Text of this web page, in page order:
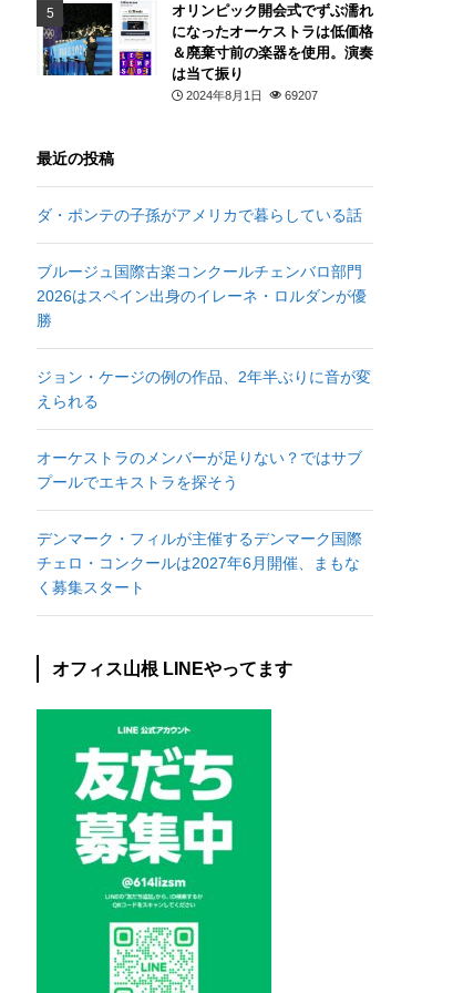
オリンピック開会式でずぶ濡れ
になったオーケストラは低価格
＆廃棄寸前の楽器を使用。演奏
は当て振り
2024年8月1日 69207
最近の投稿
ダ・ポンテの子孫がアメリカで暮らしている話
ブルージュ国際古楽コンクールチェンバロ部門
2026はスペイン出身のイレーネ・ロルダンが優
勝
ジョン・ケージの例の作品、2年半ぶりに音が変
えられる
オーケストラのメンバーが足りない？ではサブ
プールでエキストラを探そう
デンマーク・フィルが主催するデンマーク国際
チェロ・コンクールは2027年6月開催、まもな
く募集スタート
オフィス山根 LINEやってます